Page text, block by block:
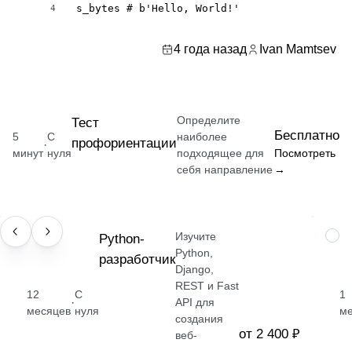
4
s_bytes # b'Hello, World!'
4 года назад Ivan Mamtsev
5
минут
·
С
нуля
Тест
профориентации
Определите
наиболее
подходящее для
себя направление
Бесплатно
Посмотреть
→
ПРОФЕССИЯ
12
месяцев
·
С
нуля
Python-
разработчик
Изучите
Python,
Django,
REST и Fast
API для
создания
веб-
от 2 400 ₽
1